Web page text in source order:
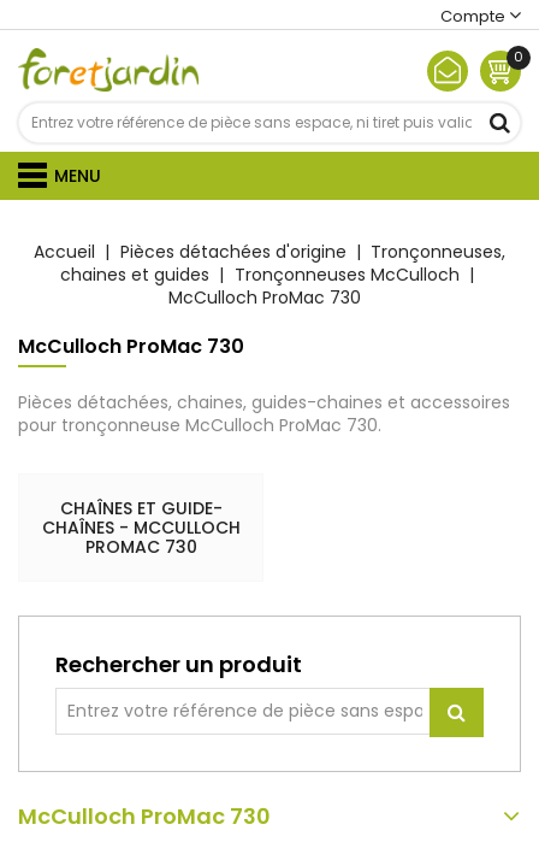
Compte
0
MENU
Accueil Pièces détachées d'origine
Tronçonneuses,
chaines et guides
Tronçonneuses McCulloch
McCulloch ProMac 730
McCulloch ProMac 730
Pièces détachées, chaines, guides-chaines et accessoires
pour tronçonneuse McCulloch ProMac 730.
CHAÎNES ET GUIDE-
CHAÎNES - MCCULLOCH
PROMAC 730
Rechercher un produit
McCulloch ProMac 730